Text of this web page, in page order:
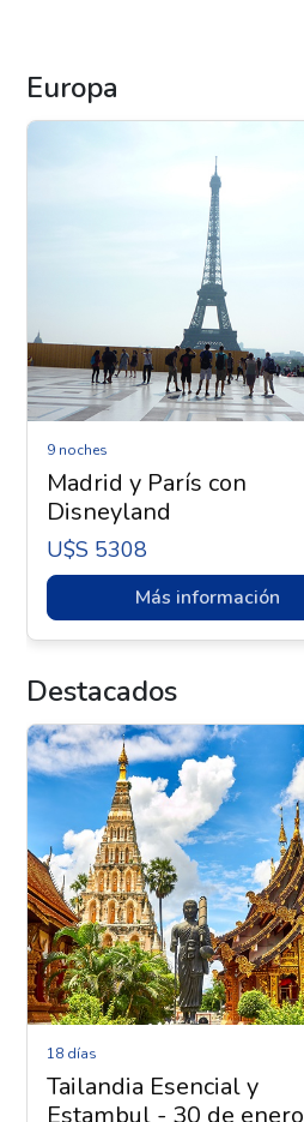
Europa
9 noches
Madrid y París con
Disneyland
U$s 5308
Más información
Destacados
18 días
Tailandia Esencial y
Estambul - 30 de enero